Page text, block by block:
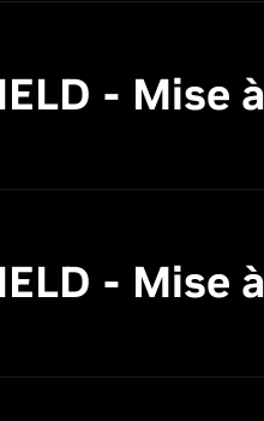
- Mise
- Mise